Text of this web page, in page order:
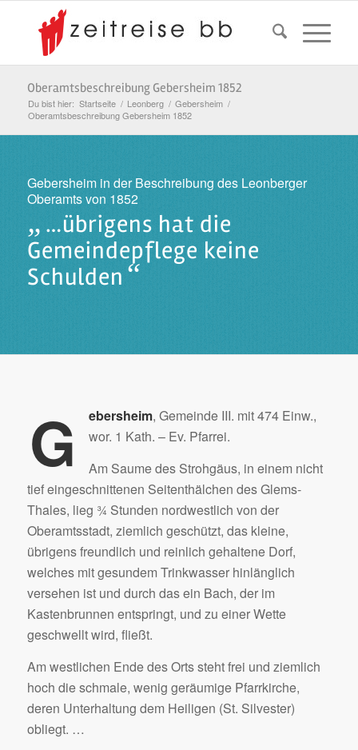
Oberamtsbeschreibung Gebersheim 1852
Du bist hier: Startseite / Leonberg / Gebersheim /
Oberamtsbeschreibung Gebersheim 1852
Gebersheim in der Beschreibung des Leonberger
Oberamts von 1852
„ …übrigens hat die
Gemeindepflege keine
Schulden “
G ebersheim, Gemeinde III. mit 474 Einw.,
wor. 1 Kath. – Ev. Pfarrei.
Am Saume des Strohgäus, in einem nicht
tief eingeschnittenen Seitenthälchen des Glems-
Thales, lieg ¾ Stunden nordwestlich von der
Oberamtsstadt, ziemlich geschützt, das kleine,
übrigens freundlich und reinlich gehaltene Dorf,
welches mit gesundem Trinkwasser hinlänglich
versehen ist und durch das ein Bach, der im
Kastenbrunnen entspringt, und zu einer Wette
geschwellt wird, fließt.
Am westlichen Ende des Orts steht frei und ziemlich
hoch die schmale, wenig geräumige Pfarrkirche,
deren Unterhaltung dem Heiligen (St. Silvester)
obliegt. …